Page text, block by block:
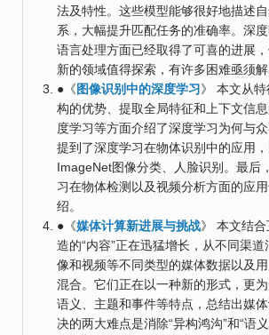
法及特性。这些模型能够很好地描述
系，大幅提升匹配任务的准确率。深
语言处理方面已经取得了可喜的进展
新的领域值得探索，有许多困难亟须解
●《图像识别中的深度学习》 本文从
构的优势、提取全局特征和上下文信
度学习等方面介绍了深度学习为何与
提到了深度学习在物体识别中的应用，
ImageNet图像分类、人脸识别。最后
习在物体检测以及视频分析方面的应
绍。
●《媒体计算新进展与挑战》 本文结
造的“内容”正在迅猛增长，从不同渠道
像和视频等不同类型的媒体数据以及
混合。它们正在以一种新的形式，更
语义、主题和事件等特点，总结出媒
决的两大难点是消除“异构鸿沟”和“语